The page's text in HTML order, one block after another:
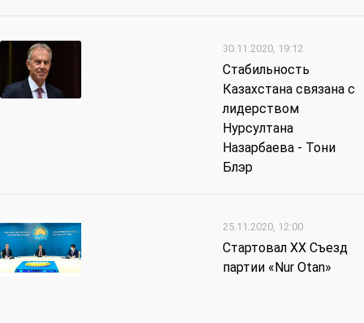
30.11.2020, 19:12
Стабильность
Казахстана связана с
лидерством
Нурсултана
Назарбаева - Тони
Блэр
25.11.2020, 12:00
Стартовал XX Съезд
партии «Nur Otan»